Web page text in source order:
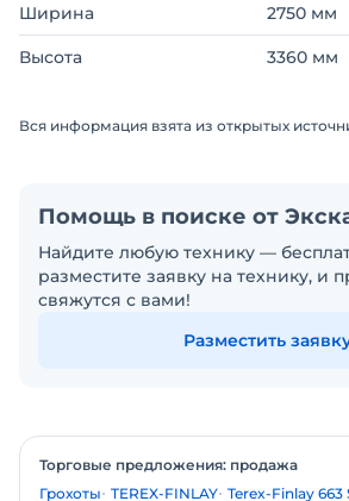
Ширина 2750 мм
Высота 3360 мм
Вся информация взята из открытых
Помощь в поиске от
Найдите любую технику —
разместите заявку на технику, и
свяжутся с вами!
Разместить
Торговые предложения: продажа
Грохоты TEREX-FINLAY Terex-Finlay 663